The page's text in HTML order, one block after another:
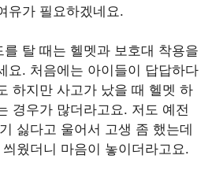
유가 필요하겠네요.
를 탈 때는 헬멧과 보호대 착용을
요. 처음에는 아이들이 답답하다
하지만 사고가 났을 때 헬멧 하
경우가 많더라고요. 저도 예전
싫다고 울어서 고생 좀 했는데
웠더니 마음이 놓이더라고요.